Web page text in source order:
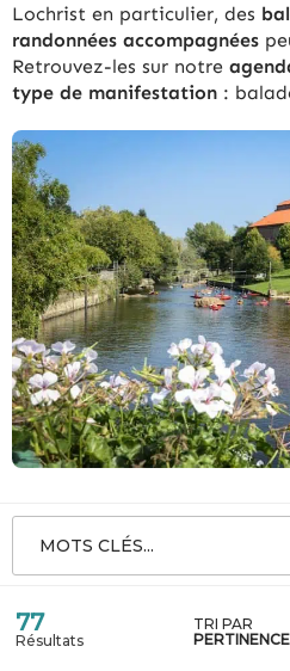
Lochrist en particulier, des
randonnées accompagnées
Retrouvez-les sur notre
type de manifestation :
MOTS CLÉS...
77
Résultats
TRI PAR
PERTINENCE